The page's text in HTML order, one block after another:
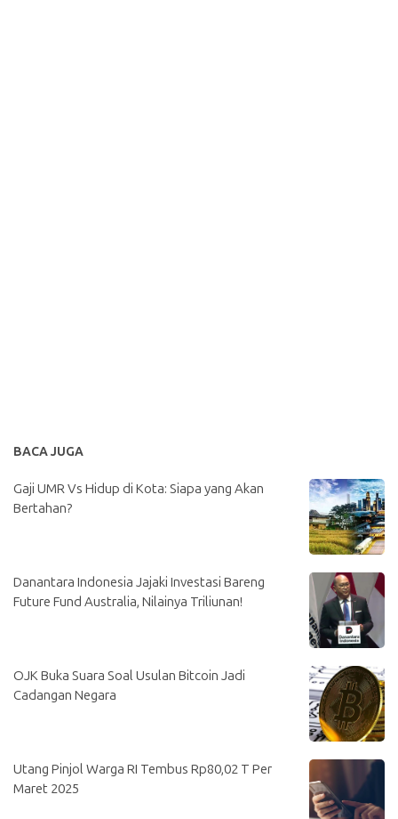
BACA JUGA
Gaji UMR Vs Hidup di Kota: Siapa yang Akan
Bertahan?
Danantara Indonesia Jajaki Investasi Bareng
Future Fund Australia, Nilainya Triliunan!
OJK Buka Suara Soal Usulan Bitcoin Jadi
Cadangan Negara
Utang Pinjol Warga RI Tembus Rp80,02 T Per
Maret 2025